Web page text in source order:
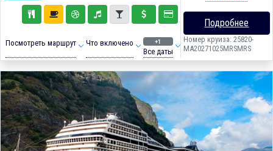
Посмотреть маршрут Что включено +1
Все даты
Подробнее
Номер круиза: 25820-
MA20271025MRSMRS